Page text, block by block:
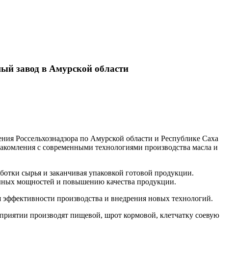
завод в Амурской области
Россельхознадзора по Амурской области и Республике Саха
с современными технологиями производства масла и
сырья и заканчивая упаковкой готовой продукции.
мощностей и повышению качества продукции.
производства и внедрения новых технологий.
производят пищевой, шрот кормовой, клетчатку соевую